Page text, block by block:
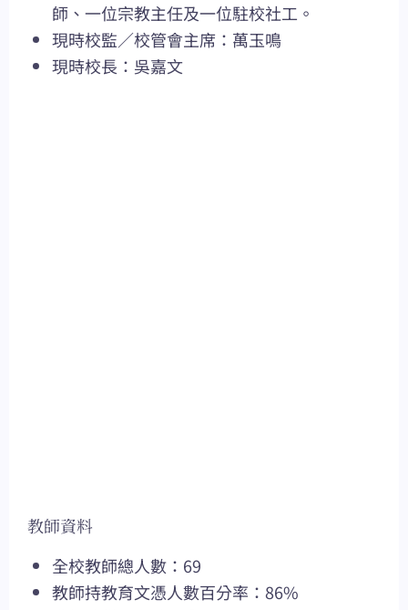
師、一位宗教主任及一位駐校社工。
現時校監／校管會主席：萬玉鳴
現時校長：吳嘉文
教師資料
全校教師總人數：69
教師持教育文憑人數百分率：86%